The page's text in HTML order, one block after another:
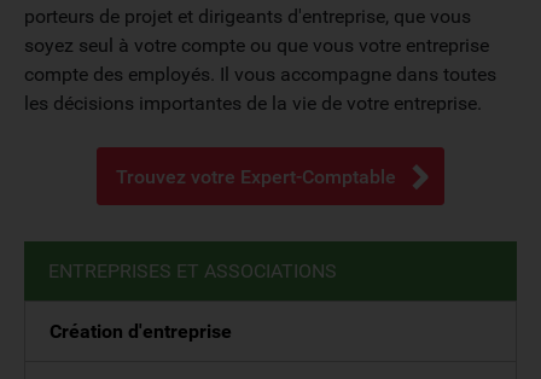
porteurs de projet et dirigeants d'entreprise, que vous
soyez seul à votre compte ou que vous votre entreprise
compte des employés. Il vous accompagne dans toutes
les décisions importantes de la vie de votre entreprise.
Trouvez votre Expert-Comptable
ENTREPRISES ET ASSOCIATIONS
Création d'entreprise